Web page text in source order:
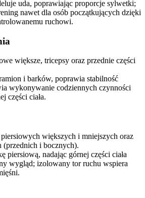
uda, poprawiając proporcje sylwetki;
nawet dla osób początkujących dzięki
ruchowi.
większe, tricepsy oraz przednie części
i barków, poprawia stabilność
wykonywanie codziennych czynności
części ciała.
większych i mniejszych oraz
(przednich i bocznych).
piersiową, nadając górnej części ciała
wygląd; izolowany tor ruchu wspiera